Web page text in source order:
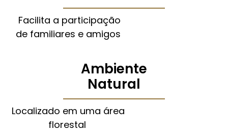
Facilita a participação
de familiares e amigos
Ambiente
Natural
Localizado em uma área
florestal